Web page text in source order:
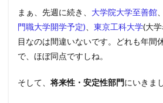
まぁ、先週に続き、 大学院大学至善館
門職大学開学予定)
東京工科大学(大
目なのは間違いないです。どれも年間
で、ほぼ同点ですしね。
そして、 将来性・安定性部門にいきま